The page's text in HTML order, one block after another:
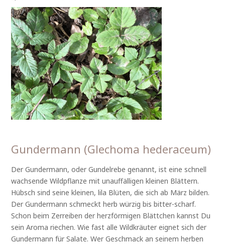
Gundermann (Glechoma hederaceum)
Der Gundermann, oder Gundelrebe genannt, ist eine schnell
wachsende Wildpflanze mit unauffälligen kleinen Blättern.
Hübsch sind seine kleinen, lila Blüten, die sich ab März bilden.
Der Gundermann schmeckt herb würzig bis bitter-scharf.
Schon beim Zerreiben der herzförmigen Blättchen kannst Du
sein Aroma riechen. Wie fast alle Wildkräuter eignet sich der
Gundermann für Salate. Wer Geschmack an seinem herben